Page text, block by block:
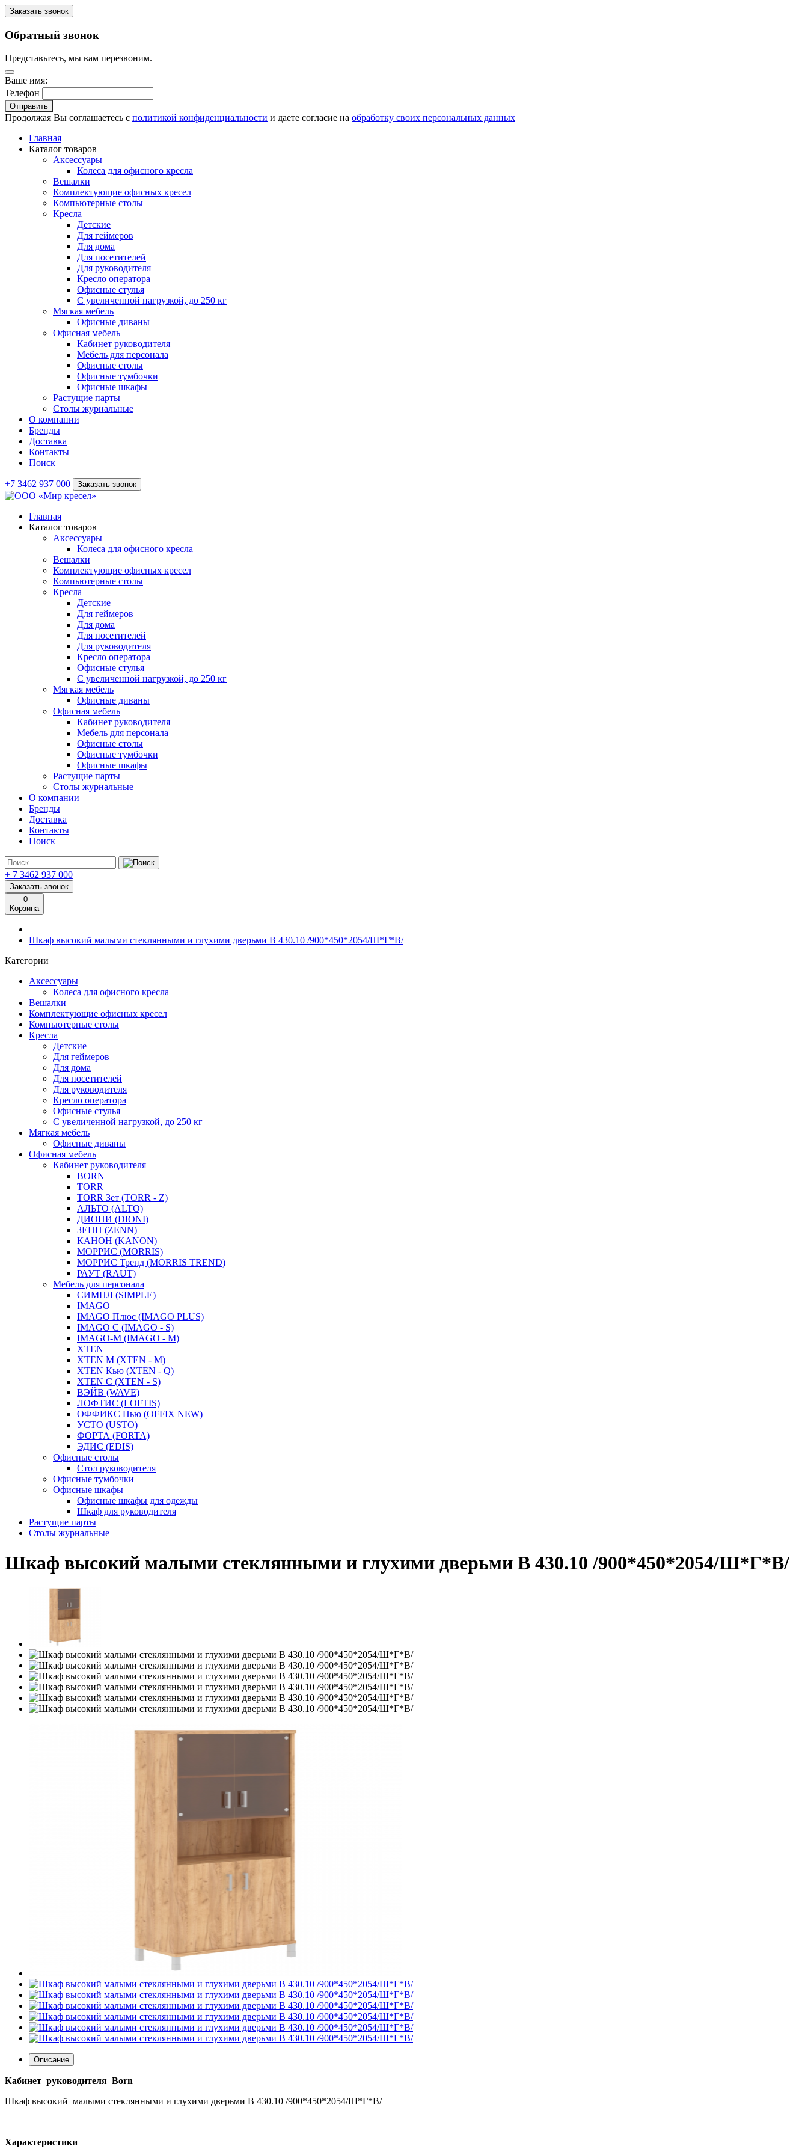
Заказать звонок
Обратный звонок
Представьтесь, мы вам перезвоним.
Ваше имя:
Телефон
Отправить
Продолжая Вы соглашаетесь с политикой конфиденциальности и даете согласие на обработку своих персональных данных
Главная
Каталог товаров
Аксессуары
Колеса для офисного кресла
Вешалки
Комплектующие офисных кресел
Компьютерные столы
Кресла
Детские
Для геймеров
Для дома
Для посетителей
Для руководителя
Кресло оператора
Офисные стулья
С увеличенной нагрузкой, до 250 кг
Мягкая мебель
Офисные диваны
Офисная мебель
Кабинет руководителя
Мебель для персонала
Офисные столы
Офисные тумбочки
Офисные шкафы
Растущие парты
Столы журнальные
О компании
Бренды
Доставка
Контакты
Поиск
+7 3462 937 000 Заказать звонок
Главная
Каталог товаров
Аксессуары
Колеса для офисного кресла
Вешалки
Комплектующие офисных кресел
Компьютерные столы
Кресла
Детские
Для геймеров
Для дома
Для посетителей
Для руководителя
Кресло оператора
Офисные стулья
С увеличенной нагрузкой, до 250 кг
Мягкая мебель
Офисные диваны
Офисная мебель
Кабинет руководителя
Мебель для персонала
Офисные столы
Офисные тумбочки
Офисные шкафы
Растущие парты
Столы журнальные
О компании
Бренды
Доставка
Контакты
Поиск
+ 7 3462 937 000
Заказать звонок
0
Корзина
Шкаф высокий малыми стеклянными и глухими дверьми В 430.10 /900*450*2054/Ш*Г*В/
Категории
Аксессуары
Колеса для офисного кресла
Вешалки
Комплектующие офисных кресел
Компьютерные столы
Кресла
Детские
Для геймеров
Для дома
Для посетителей
Для руководителя
Кресло оператора
Офисные стулья
С увеличенной нагрузкой, до 250 кг
Мягкая мебель
Офисные диваны
Офисная мебель
Кабинет руководителя
BORN
TORR
TORR Зет (TORR - Z)
АЛЬТО (ALTO)
ДИОНИ (DIONI)
ЗЕНН (ZENN)
КАНОН (KANON)
МОРРИС (MORRIS)
МОРРИС Тренд (MORRIS TREND)
РАУТ (RAUT)
Мебель для персонала
СИМПЛ (SIMPLE)
IMAGO
IMAGO Плюс (IMAGO PLUS)
IMAGO С (IMAGO - S)
IMAGO-M (IMAGO - M)
XTEN
XTEN M (XTEN - M)
XTEN Кью (XTEN - Q)
XTEN С (XTEN - S)
ВЭЙВ (WAVE)
ЛОФТИС (LOFTIS)
ОФФИКС Нью (OFFIX NEW)
УСТО (USTO)
ФОРТА (FORTA)
ЭДИС (EDIS)
Офисные столы
Стол руководителя
Офисные тумбочки
Офисные шкафы
Офисные шкафы для одежды
Шкаф для руководителя
Растущие парты
Столы журнальные
Шкаф высокий малыми стеклянными и глухими дверьми В 430.10 /900*450*2054/Ш*Г*В/
Описание
Кабинет руководителя Born
Шкаф высокий малыми стеклянными и глухими дверьми В 430.10 /900*450*2054/Ш*Г*В/
Характеристики